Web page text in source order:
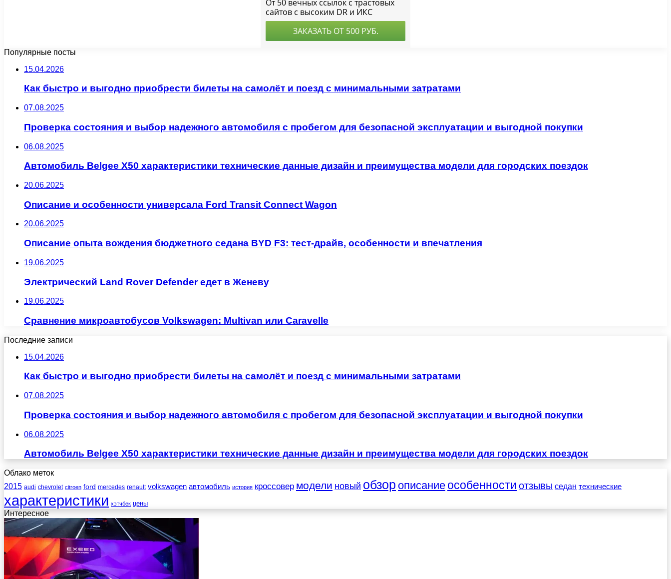
Популярные посты
15.04.2026
Как быстро и выгодно приобрести билеты на самолёт и поезд с минимальными затратами
07.08.2025
Проверка состояния и выбор надежного автомобиля с пробегом для безопасной эксплуатации и выгодной покупки
06.08.2025
Автомобиль Belgee X50 характеристики технические данные дизайн и преимущества модели для городских поездок
20.06.2025
Описание и особенности универсала Ford Transit Connect Wagon
20.06.2025
Описание опыта вождения бюджетного седана BYD F3: тест-драйв, особенности и впечатления
19.06.2025
Электрический Land Rover Defender едет в Женеву
19.06.2025
Сравнение микроавтобусов Volkswagen: Multivan или Caravelle
Последние записи
15.04.2026
Как быстро и выгодно приобрести билеты на самолёт и поезд с минимальными затратами
07.08.2025
Проверка состояния и выбор надежного автомобиля с пробегом для безопасной эксплуатации и выгодной покупки
06.08.2025
Автомобиль Belgee X50 характеристики технические данные дизайн и преимущества модели для городских поездок
Облако меток
2015 audi chevrolet citroen ford mercedes renault volkswagen автомобиль история кроссовер модели новый обзор описание особенности отзывы седан технические
характеристики хэтчбек цены
Интересное